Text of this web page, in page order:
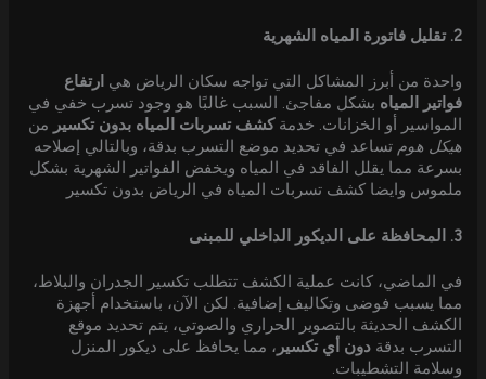
2. تقليل فاتورة المياه الشهرية
واحدة من أبرز المشاكل التي تواجه سكان الرياض هي ارتفاع
فواتير المياه بشكل مفاجئ. السبب غالبًا هو وجود تسرب خفي في
المواسير أو الخزانات. خدمةكشف تسربات المياه بدون تكسير من
هيكل هوم تساعد في تحديد موضع التسرب بدقة، وبالتالي إصلاحه
بسرعة مما يقلل الفاقد في المياه ويخفض الفواتير الشهرية بشكل
ملموس وايضا كشف تسربات المياه في الرياض بدون تكسير
3. المحافظة على الديكور الداخلي للمبنى
في الماضي، كانت عملية الكشف تتطلب تكسير الجدران والبلاط،
مما يسبب فوضى وتكاليف إضافية. لكن الآن، باستخدام أجهزة
الكشف الحديثة بالتصوير الحراري والصوتي، يتم تحديد موقع
التسرب بدقةدون أي تكسير ، مما يحافظ على ديكور المنزل
وسلامة التشطيبات.